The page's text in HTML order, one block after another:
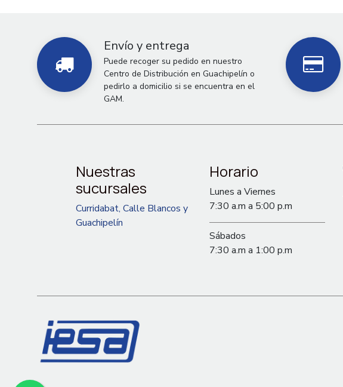
Envío y entrega
Puede recoger su pedido en nuestro
Centro de Distribución en Guachipelín o
pedirlo a domicilio si se encuentra en el
GAM.
Nuestras
sucursales
Curridabat, Calle Blancos y
Guachipelín
Horario
Lunes a Viernes
7:30 a.m a 5:00 p.m
Sábados
7:30 a.m a 1:00 p.m